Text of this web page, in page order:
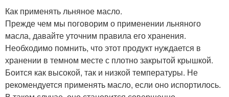
Как применять льняное масло.
Прежде чем мы поговорим о применении льняного
масла, давайте уточним правила его хранения.
Необходимо помнить, что этот продукт нуждается в
хранении в темном месте с плотно закрытой крышкой.
Боится как высокой, так и низкой температуры. Не
рекомендуется применять масло, если оно испортилось.